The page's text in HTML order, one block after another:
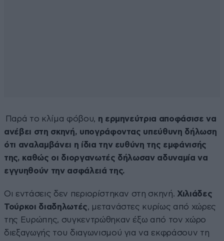
Παρά το κλίμα φόβου, η ερμηνεύτρια αποφάσισε να
ανέβει στη σκηνή, υπογράφοντας υπεύθυνη δήλωση
ότι αναλαμβάνει η ίδια την ευθύνη της εμφάνισής
της, καθώς οι διοργανωτές δήλωσαν αδυναμία να
εγγυηθούν την ασφάλειά της.
Οι εντάσεις δεν περιορίστηκαν στη σκηνή. Χιλιάδες
Τούρκοι διαδηλωτές, μετανάστες κυρίως από χώρες
της Ευρώπης, συγκεντρώθηκαν έξω από τον χώρο
διεξαγωγής του διαγωνισμού για να εκφράσουν τη